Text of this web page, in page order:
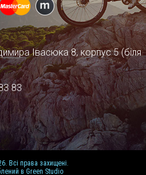
Івасюка 8, корпус 5 (біля
83
Всі права захищені.
в Green Studio